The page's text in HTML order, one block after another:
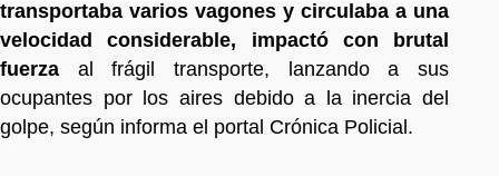
transportaba varios vagones y circulaba a una
velocidad considerable, impactó con brutal
fuerza al frágil transporte, lanzando a sus
ocupantes por los aires debido a la inercia del
golpe, según informa el portal Crónica Policial.